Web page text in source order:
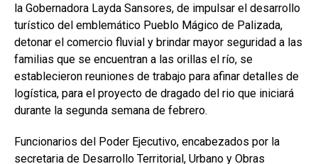
la Gobernadora Layda Sansores, de impulsar el desarrollo
turístico del emblemático Pueblo Mágico de Palizada,
detonar el comercio fluvial y brindar mayor seguridad a las
familias que se encuentran a las orillas el río, se
establecieron reuniones de trabajo para afinar detalles de
logística, para el proyecto de dragado del rio que iniciará
durante la segunda semana de febrero.
Funcionarios del Poder Ejecutivo, encabezados por la
secretaria de Desarrollo Territorial, Urbano y Obras